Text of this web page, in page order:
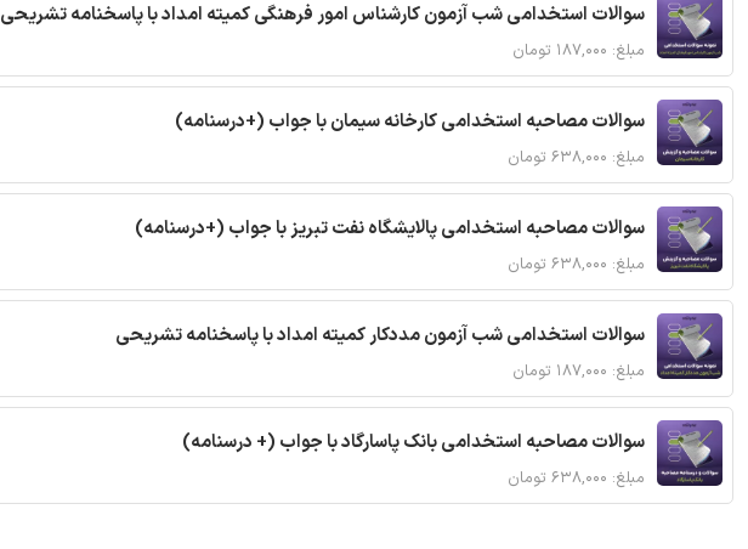
سوالات استخدامی شب آزمون کارشناس امور فرهنگی کمیته امداد با پاسخنامه تشریحی
مبلغ: ۱۸۷,۰۰۰ تومان
سوالات مصاحبه استخدامی کارخانه سیمان با جواب (+درسنامه)
مبلغ: ۶۳۸,۰۰۰ تومان
سوالات مصاحبه استخدامی پالایشگاه نفت تبریز با جواب (+درسنامه)
مبلغ: ۶۳۸,۰۰۰ تومان
سوالات استخدامی شب آزمون مددکار کمیته امداد با پاسخنامه تشریحی
مبلغ: ۱۸۷,۰۰۰ تومان
سوالات مصاحبه استخدامی بانک پاسارگاد با جواب (+ درسنامه)
مبلغ: ۶۳۸,۰۰۰ تومان